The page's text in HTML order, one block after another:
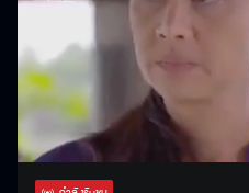
Unmute Stream